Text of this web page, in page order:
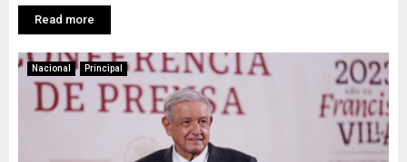
Read more
Nacional Principal